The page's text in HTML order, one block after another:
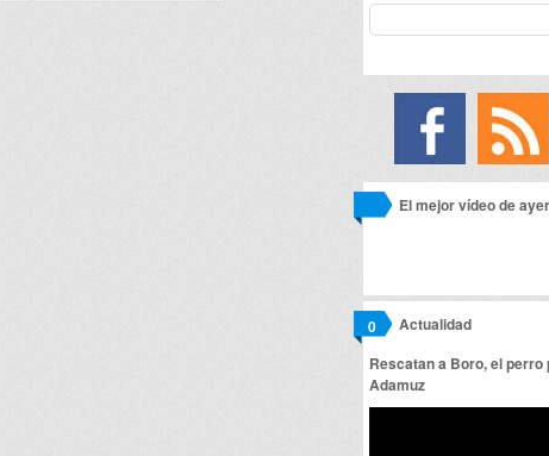
El mejor vídeo de ayer
Actualidad
0
Rescatan a Boro, el
Adamuz